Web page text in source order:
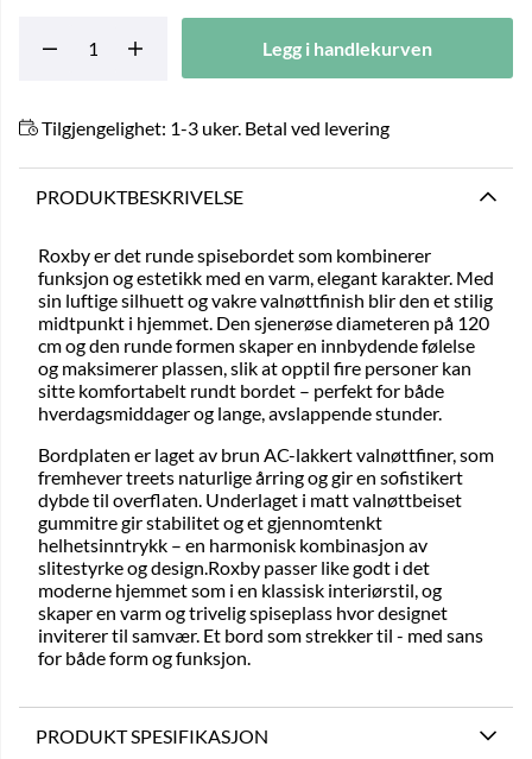
Legg i handlekurven
Tilgjengelighet: 1-3 uker. Betal ved levering
PRODUKTBESKRIVELSE
Roxby er det runde spisebordet som kombinerer
funksjon og estetikk med en varm, elegant karakter. Med
sin luftige silhuett og vakre valnøttfinish blir den et stilig
midtpunkt i hjemmet. Den sjenerøse diameteren på 120
cm og den runde formen skaper en innbydende følelse
og maksimerer plassen, slik at opptil fire personer kan
sitte komfortabelt rundt bordet – perfekt for både
hverdagsmiddager og lange, avslappende stunder.
Bordplaten er laget av brun AC-lakkert valnøttfiner, som
fremhever treets naturlige årring og gir en sofistikert
dybde til overflaten. Underlaget i matt valnøttbeiset
gummitre gir stabilitet og et gjennomtenkt
helhetsinntrykk – en harmonisk kombinasjon av
slitestyrke og design.Roxby passer like godt i det
moderne hjemmet som i en klassisk interiørstil, og
skaper en varm og trivelig spiseplass hvor designet
inviterer til samvær. Et bord som strekker til - med sans
for både form og funksjon.
PRODUKT SPESIFIKASJON